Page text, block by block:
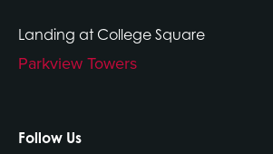
Landing at College Square
Parkview Towers
Follow Us